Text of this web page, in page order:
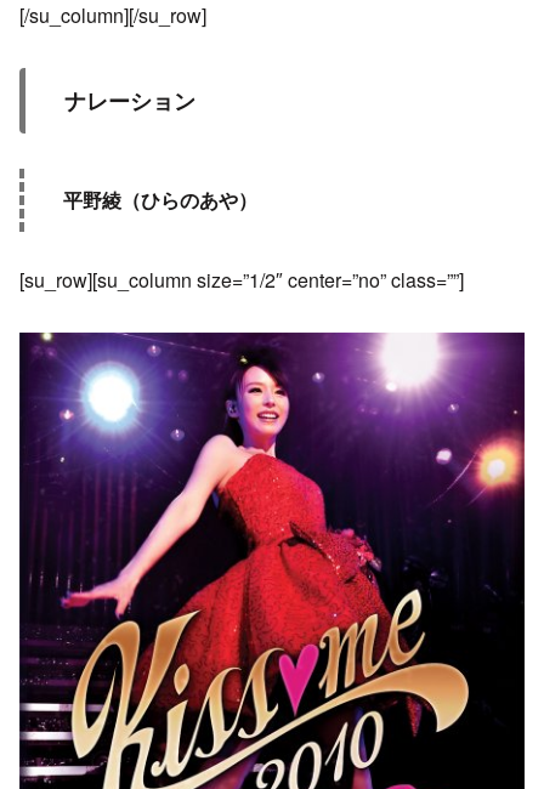
[/su_column][/su_row]
ナレーション
平野綾（ひらのあや）
[su_row][su_column size=”1/2″ center=”no” class=””]